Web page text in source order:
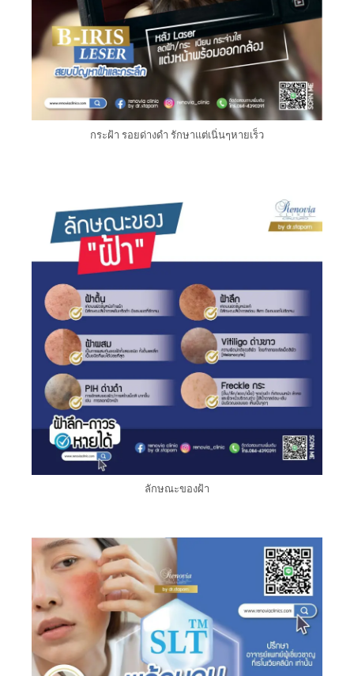
กระฝ้า รอยด่างดำ รักษาแต่เนิ่นๆหายเร็ว
ลักษณะของฝ้า